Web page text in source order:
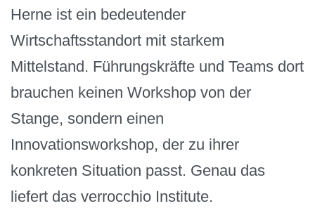
Herne ist ein bedeutender
Wirtschaftsstandort mit starkem
Mittelstand. Führungskräfte und Teams dort
brauchen keinen Workshop von der
Stange, sondern einen
Innovationsworkshop, der zu ihrer
konkreten Situation passt. Genau das
liefert das verrocchio Institute.